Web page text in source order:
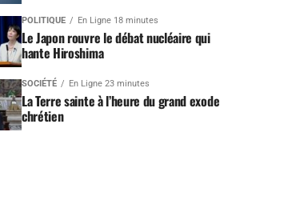
POLITIQUE En Ligne 18 minutes
Le Japon rouvre le débat nucléaire qui
hante Hiroshima
SOCIÉTÉ En Ligne 23 minutes
La Terre sainte à l’heure du grand exode
chrétien